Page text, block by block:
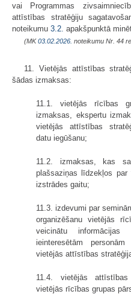
vai Programmas
attīstības stratēģiju
noteikumu 3.2. apakšpunktā
(MK03.02.2026. noteikumu Nr. 44
11. Vietējās attīstības
šādas izmaksas:
11.1. vietējās rīcības
izmaksas, ekspertu
vietējās attīstības
datu iegūšanu;
11.2. izmaksas, kas
plašsaziņas līdzekļos
izstrādes gaitu;
11.3. izdevumi par
organizēšanu vietējās
veicinātu
ieinteresētām
vietējās attīstības
11.4. vietējās
vietējās rīcības grupas